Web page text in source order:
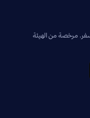
مرخصة من الهيئة